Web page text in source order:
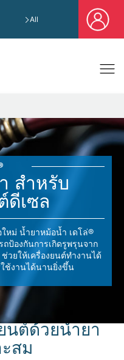
All
สำหรับ
ดีเซล
ใหม่ น้ำยาหม้อน้ำ เดโล่®
ป้องกันการเกิดรูพรุนจาก
วยให้เครื่องยนต์ทำงานได้
ช้งานได้นานยิ่งขึ้น
นต์ด้วยน้ำยา
สม